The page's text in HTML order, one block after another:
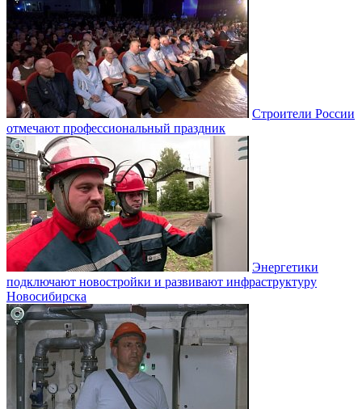
Строители России
отмечают профессиональный праздник
Энергетики
подключают новостройки и развивают инфраструктуру
Новосибирска